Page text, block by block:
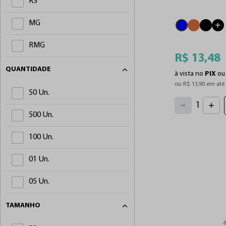
RS19
MG
RMG
QUANTIDADE
50 Un.
500 Un.
100 Un.
01 Un.
05 Un.
08 Un.
TAMANHO
R$ 13,48
à vista no PIX ou
ou R$ 13,90 em até
1